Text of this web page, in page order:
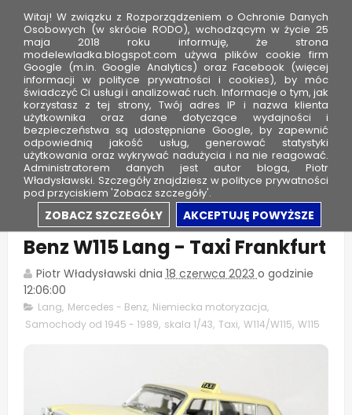
a
Prezent od żony - Mercedes-
Benz W115 Lang - Taxi Frankfurt
Piotr Władysławski dnia 18 czerwca 2023 o godzinie
12:06:00
Lang, Mercedes - Benz, Niemiecka motoryzacja,
Samochody od 1945 - 1989, skala 1/43, Taxi, W114/W115, W115
Witaj! W związku z Rozporządzeniem o Ochronie Danych
Osobowych (w skrócie RODO), wchodzącym w życie 25
maja 2018 roku informuję, że strona
modelewladka.blogspot.com używa plików cookie firm
Google (m.in. Google Analytics) oraz Facebook (więcej
informacji w polityce prywatności i cookies), by móc
świadczyć Ci usługi i analizować ruch. Informacje o tym, jak
korzystasz z tej strony, Twój adres IP i nazwa klienta
użytkownika oraz dane dotyczące wydajności i
bezpieczeństwa są udostępniane Google, by zapewnić
odpowiednią jakość usług, generować statystyki
użytkowania oraz wykrywać nadużycia i na nie reagować.
Administratorem danych jest autor bloga, Piotr
Władysławski. Szczegóły znajdziesz w polityce prywatności
pod przyciskiem 'Zobacz szczegóły'.
ZOBACZ SZCZEGÓŁY AKCEPTUJĘ POWYŻSZE